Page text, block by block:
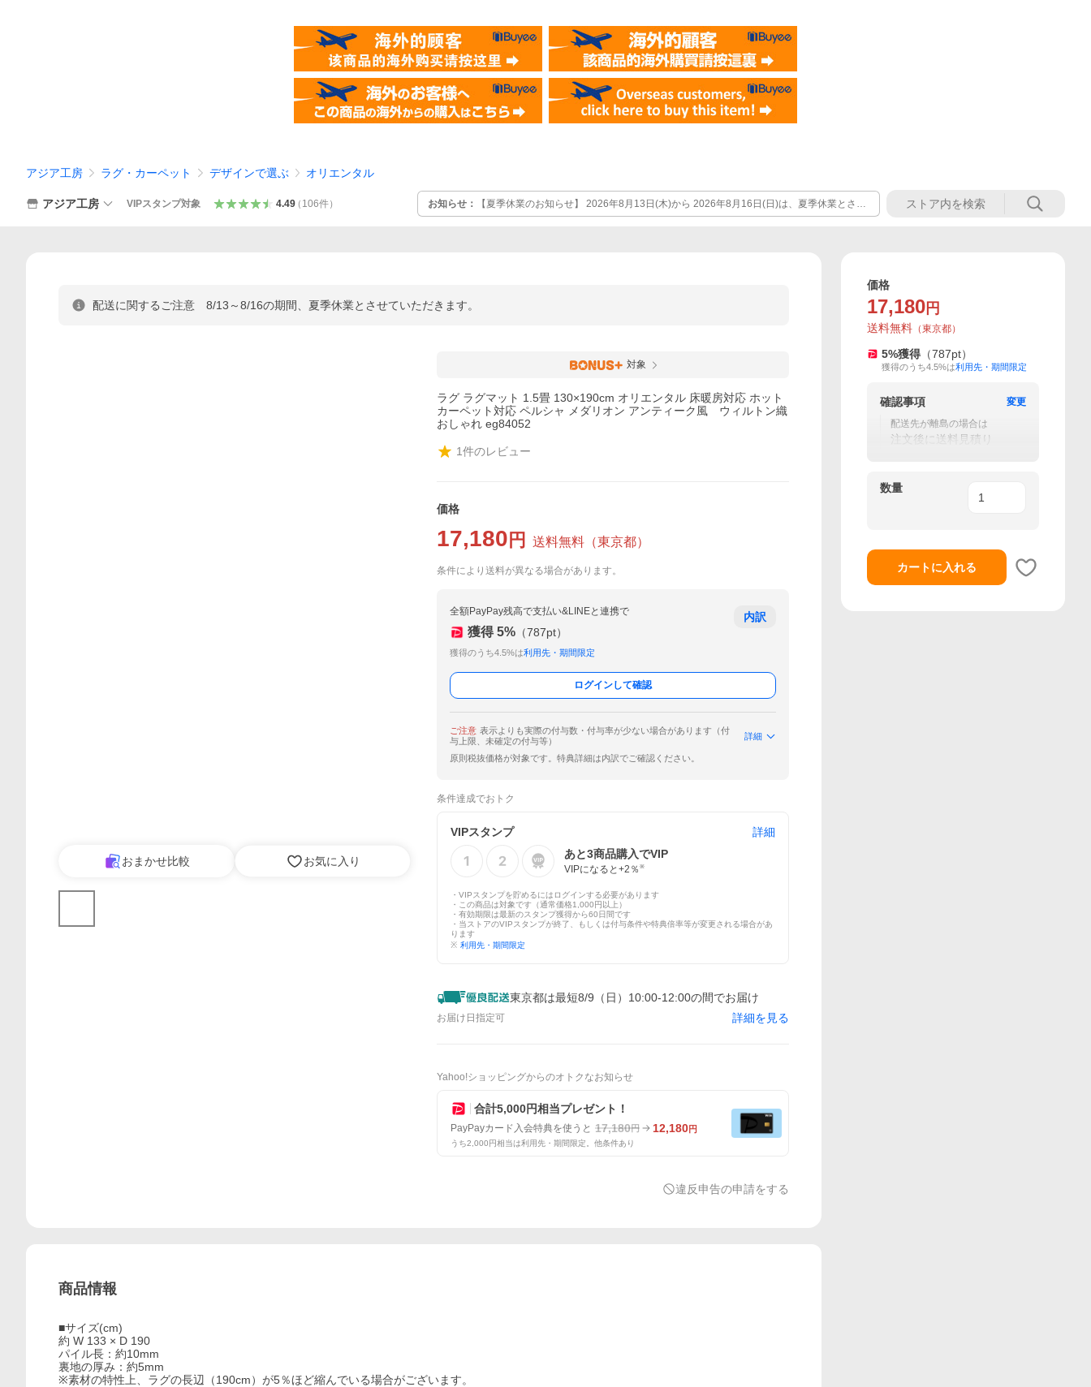
アジア工房 ラグ・カーペット デザインで選ぶ オリエンタル
アジア工房 VIPスタンプ対象 4.49（ 106件） お知らせ：
【夏季休業のお知らせ】 2026年8月13日(木)から 2026年8月16日(日)は、夏季休業とさせ
ていただきます。 この期間中のご注文確認・お問合せへの回答は2026年8月17日(月)以降に順次対応
配送に関するご注意 8/13～8/16の期間、夏季休業とさせていただきます。
おまかせ比較 お気に入り
対象
ラグ ラグマット 1.5畳 130×190cm オリエンタル 床暖房対応 ホット
カーペット対応 ペルシャ メダリオン アンティーク風 ウィルトン織
おしゃれ eg84052
1件のレビュー
価格
17,180 円 送料無料 （東京都）
条件により送料が異なる場合があります。
全額PayPay残高で支払い&LINEと連携で
獲得 5% （787pt）
獲得のうち4.5%は利用先・期間限定
内訳
ログインして確認
ご注意 表示よりも実際の付与数・付与率が少ない場合があります（付
与上限、未確定の付与等）
詳細
原則税抜価格が対象です。特典詳細は内訳でご確認ください。
条件達成でおトク
VIPスタンプ
詳細
あと3商品購入でVIP
VIPになると+2 ％ ※
・VIPスタンプを貯めるにはログインする必要があります
・この商品は対象です（通常価格1,000円以上）
・有効期限は最新のスタンプ獲得から60日間です
・当ストアのVIPスタンプが終了、もしくは付与条件や特典倍率等が変更される場合があ
ります
※ 利用先・期間限定
東京都は最短8/9（日）10:00-12:00の間でお届け
お届け日指定可 詳細を見る
Yahoo!ショッピングからのオトクなお知らせ
合計5,000円相当プレゼント！
PayPayカード入会特典を使うと 17,180円 12,180円
うち2,000円相当は利用先・期間限定。他条件あり
違反申告の申請をする
商品情報
■サイズ(cm)
約 W 133 × D 190
パイル長：約10mm
裏地の厚み：約5mm
※素材の特性上、ラグの長辺（190cm）が5％ほど縮んでいる場合がございます。
価格
17,180 円
送料無料 （東京都）
5%獲得 （787pt）
獲得のうち4.5%は利用先・期間限定
確認事項
変更
配送先が離島の場合は
注文後に送料見積り
数量
カートに入れる